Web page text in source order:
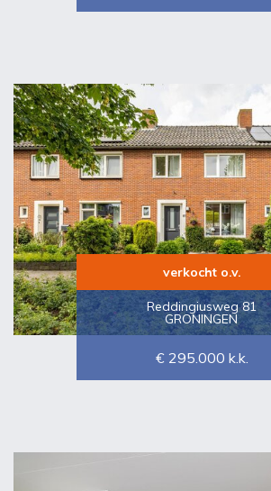
verkocht o.v.
Reddingiusweg 81
GRONINGEN
€ 295.000 k.k.